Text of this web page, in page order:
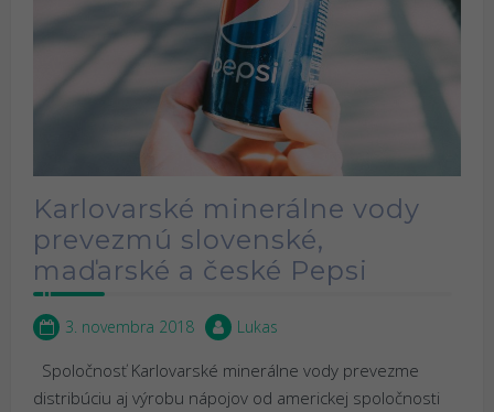
Karlovarské minerálne vody
prevezmú slovenské,
maďarské a české Pepsi
3. novembra 2018 Lukas
Spoločnosť Karlovarské minerálne vody prevezme
distribúciu aj výrobu nápojov od americkej spoločnosti